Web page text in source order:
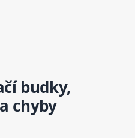
budky,
chyby